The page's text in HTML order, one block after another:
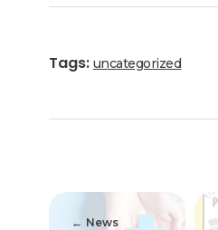
Tags: uncategorized
News